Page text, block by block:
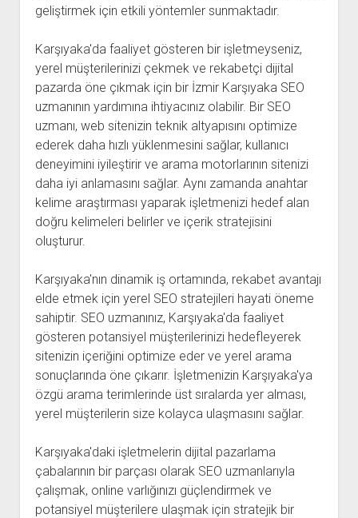
geliştirmek için etkili yöntemler sunmaktadır.
Karşıyaka'da faaliyet gösteren bir işletmeyseniz,
yerel müşterilerinizi çekmek ve rekabetçi dijital
pazarda öne çıkmak için bir İzmir Karşıyaka SEO
uzmanının yardımına ihtiyacınız olabilir. Bir SEO
uzmanı, web sitenizin teknik altyapısını optimize
ederek daha hızlı yüklenmesini sağlar, kullanıcı
deneyimini iyileştirir ve arama motorlarının sitenizi
daha iyi anlamasını sağlar. Aynı zamanda anahtar
kelime araştırması yaparak işletmenizi hedef alan
doğru kelimeleri belirler ve içerik stratejisini
oluşturur.
Karşıyaka'nın dinamik iş ortamında, rekabet avantajı
elde etmek için yerel SEO stratejileri hayati öneme
sahiptir. SEO uzmanınız, Karşıyaka'da faaliyet
gösteren potansiyel müşterilerinizi hedefleyerek
sitenizin içeriğini optimize eder ve yerel arama
sonuçlarında öne çıkarır. İşletmenizin Karşıyaka'ya
özgü arama terimlerinde üst sıralarda yer alması,
yerel müşterilerin size kolayca ulaşmasını sağlar.
Karşıyaka'daki işletmelerin dijital pazarlama
çabalarının bir parçası olarak SEO uzmanlarıyla
çalışmak, online varlığınızı güçlendirmek ve
potansiyel müşterilere ulaşmak için stratejik bir